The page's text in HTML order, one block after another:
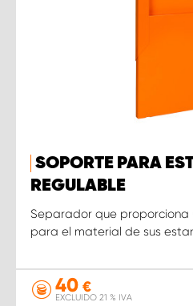
SOPORTE PARA
REGULABLE
Separador que
para el material de sus
40 €
EXCLUIDO 21 % IVA